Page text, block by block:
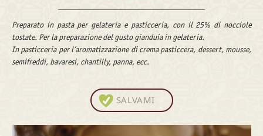
Preparato in pasta per gelateria e pasticceria, con il 25% di nocciole
tostate. Per la preparazione del gusto gianduia in gelateria.
In pasticceria per l’aromatizzazione di crema pasticcera, dessert, mousse,
semifreddi, bavaresi, chantilly, panna, ecc.
SALVAMI